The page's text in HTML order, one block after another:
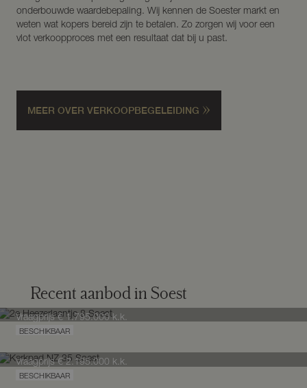
onderbouwde waardebepaling. Wij kennen de Soester markt en
weten wat kopers bereid zijn te betalen. Zo zorgen wij voor een
vlot verkoopproces met een resultaat dat bij u past.
MEER OVER VERKOOPBEGELEIDING
Recent aanbod in Soest
2e Heezerlaantje 8 Soest
Vraagprijs€ 1.795.000k.k.
Vraagprijs€ 2.195.000 k.k.
Villa 166 m²